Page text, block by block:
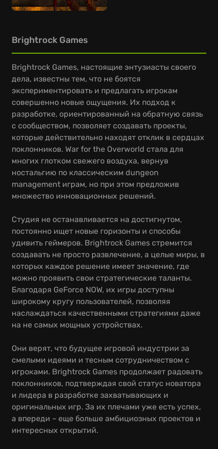
Brightrock Games
Brightrock Games, настоящие энтузиасты своего
дела, известны тем, что не боятся
экспериментировать и предлагать игрокам
совершенно новые ощущения. Их подход к
разработке, ориентированный на обратную связь
с сообществом, позволяет создавать проекты,
которые действительно находят отклик в сердцах
поклонников. War for the Overworld стала для
многих глотком свежего воздуха, вернув
ностальгию по классическим dungeon
management играм, но при этом предложив
множество инновационных решений.
Студия не останавливается на достигнутом,
постоянно ищет новые горизонты и способы
удивить геймеров. Brightrock Games стремится
создавать не просто развлечение, а целые миры, в
которых каждое решение имеет значение, где
можно проявить свои стратегические таланты.
Благодаря GeForce NOW, их игры доступны
широкому кругу пользователей, позволяя
наслаждаться качественными стратегиями даже
на не самых мощных устройствах.
Они верят, что будущее игровой индустрии за
смелыми идеями и тесным сотрудничеством с
игроками. Brightrock Games продолжает радовать
поклонников, подтверждая свой статус новатора
и лидера в разработке захватывающих и
оригинальных игр. За их плечами уже есть успех,
а впереди – еще больше амбициозных проектов и
интересных открытий.